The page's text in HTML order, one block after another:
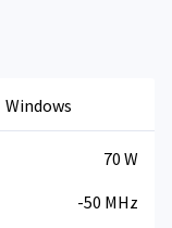
Windows
70 W
-50 MHz